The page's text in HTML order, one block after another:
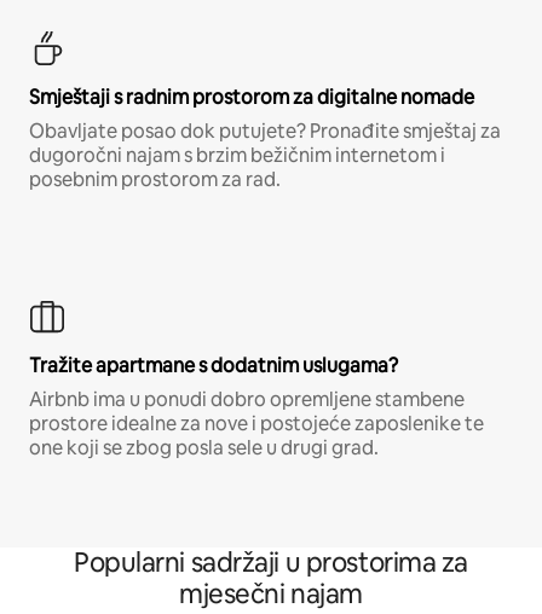
Smještaji s radnim prostorom za digitalne nomade
Obavljate posao dok putujete? Pronađite smještaj za
dugoročni najam s brzim bežičnim internetom i
posebnim prostorom za rad.
Tražite apartmane s dodatnim uslugama?
Airbnb ima u ponudi dobro opremljene stambene
prostore idealne za nove i postojeće zaposlenike te
one koji se zbog posla sele u drugi grad.
Popularni sadržaji u prostorima za
mjesečni najam